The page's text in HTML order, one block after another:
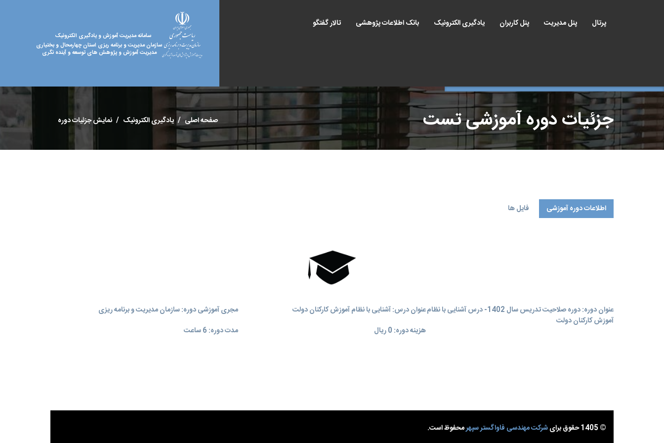
سامانه مدیریت آموزش و یادگیری الکترونیک
سازمان مدیریت و برنامه ریزی استان چهارمحال و بختیاری
مدیریت آموزش و پژوهش های توسعه و آینده نگری
پرتال پنل مدیریت پنل کاربران یادگیری الکترونیک بانک اطلاعات پژوهشی تالار گفتگو
جزئیات دوره آموزشی تست صفحه اصلی یادگیری الکترونیک نمایش جزئیات دوره
اطلاعات دوره آموزشی فایل ها
عنوان دوره: دوره صلاحیت تدریس سال 1402- درس آشنایی با نظام
آموزش کارکنان دولت
عنوان درس: آشنایی با نظام آموزش کارکنان دولت
مجری آموزشی دوره: سازمان مدیریت و برنامه‌ ریزی
هزینه دوره: 0 ریال
مدت دوره: 6 ساعت
© 1405 حقوق برای شرکت مهندسی فاواگستر سپهرمحفوظ است.